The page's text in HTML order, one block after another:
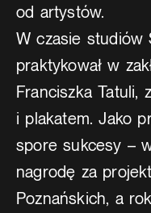
od artystów.
W czasie studiów
praktykował w
Franciszka Tatuli,
i plakatem. Jako
spore sukcesy –
nagrodę za
Poznańskich, a